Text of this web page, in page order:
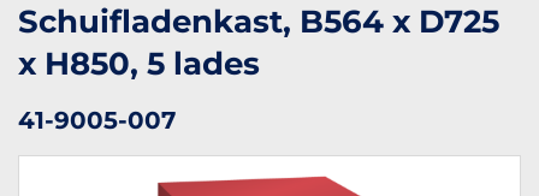
Schuifladenkast, B564 x D725
x H850, 5 lades
41-9005-007